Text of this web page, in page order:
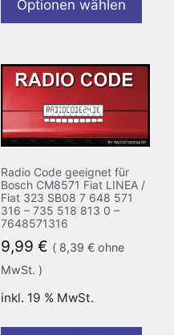
Optionen wählen
Radio Code geeignet für
Bosch CM8571 Fiat LINEA /
Fiat 323 SB08 7 648 571
316 – 735 518 813 0 –
7648571316
9,99 € ( 8,39 €ohne
MwSt. )
inkl. 19 % MwSt.